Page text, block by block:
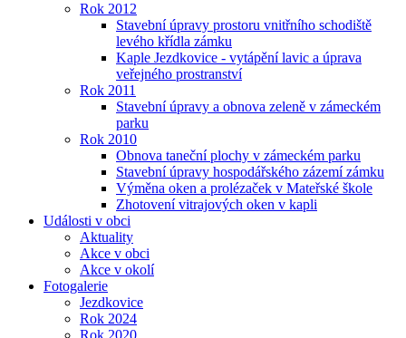
Rok 2012
Stavební úpravy prostoru vnitřního schodiště
levého křídla zámku
Kaple Jezdkovice - vytápění lavic a úprava
veřejného prostranství
Rok 2011
Stavební úpravy a obnova zeleně v zámeckém
parku
Rok 2010
Obnova taneční plochy v zámeckém parku
Stavební úpravy hospodářského zázemí zámku
Výměna oken a prolézaček v Mateřské škole
Zhotovení vitrajových oken v kapli
Události v obci
Aktuality
Akce v obci
Akce v okolí
Fotogalerie
Jezdkovice
Rok 2024
Rok 2020